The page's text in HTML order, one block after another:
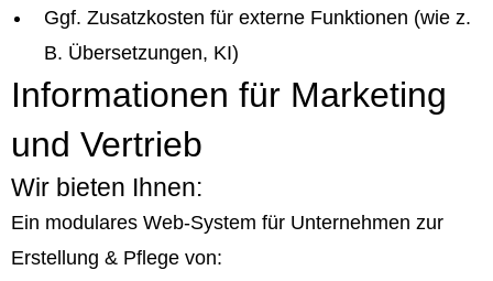
Ggf. Zusatzkosten für externe Funktionen (wie z.
B. Übersetzungen, KI)
Informationen für Marketing
und Vertrieb
Wir bieten Ihnen:
Ein modulares Web-System für Unternehmen zur
Erstellung & Pflege von: